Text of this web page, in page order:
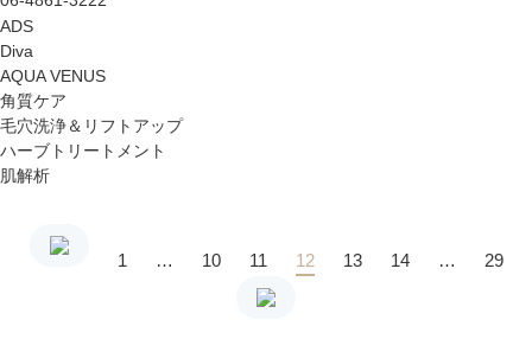
ADS
Diva
AQUA VENUS
角質ケア
毛穴洗浄＆リフトアップ
ハーブトリートメント
肌解析
1 … 10 11 12 13 14 … 29